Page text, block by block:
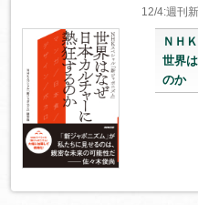
12/4:週刊
ＮＨ
世界
のか